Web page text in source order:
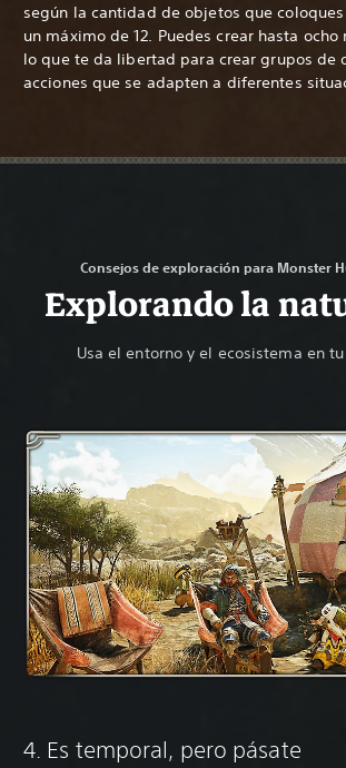
según la cantidad de objetos que
un máximo de 12. Puedes crear hasta ocho
lo que te da libertad para crear grupos de
acciones que se adapten a diferentes
Consejos de exploración para Monster
Explorando la
Usa el entorno y el ecosistema en
4. Es temporal, pero pásate